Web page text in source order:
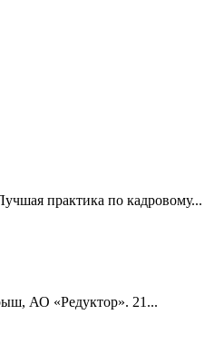
практика по кадровому...
АО «Редуктор». 21...